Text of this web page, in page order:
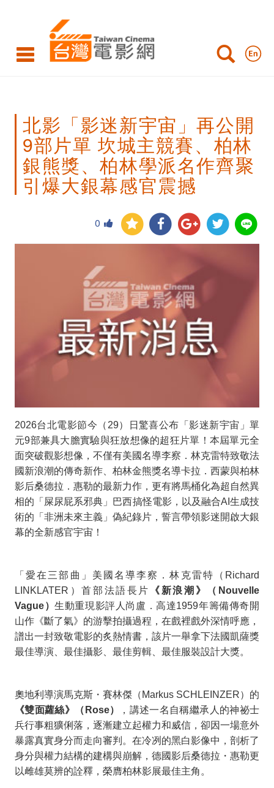
「影
新
宙」
公
競
賽、
柏
林
銀
熊
柏
林
學
派
作
齊
聚
引
北影「影迷新宇宙」再公開
9部片單 坎城主競賽、柏林
銀熊獎、柏林學派名作齊聚
引爆大銀幕感官震撼
0
2026台北電影節今（ 29）日驚喜公布「影迷新宇宙」單
元9部兼具大膽實驗與狂放想像的超狂片單！本屆單元全
面突破觀影想像，不僅有美國名導李察．林克雷特致敬法
國新浪潮的傳奇新作、柏林金熊獎名導卡拉．西蒙與柏林
影后桑德拉．惠勒的最新力作，更有將馬桶化為超自然異
相的「屎尿屁系邪典」巴西搞怪電影，以及融合AI 生成技
術的「非洲未來主義」偽紀錄片，誓言帶領影迷開啟大銀
幕的全新感官宇宙！
「愛在三部曲」美國名導李察．林克雷特（ Richard
LINKLATER ）首部法語長片 《新浪潮》（ Nouvelle
Vague）生動重現影評人尚盧．高達1959年籌備傳奇開
山作《斷了氣》的游擊拍攝過程，在戲裡戲外深情呼應，
譜出一封致敬電影的炙熱情書，該片一舉拿下法國凱薩獎
最佳導演、最佳攝影、最佳剪輯、最佳服裝設計大獎。
奧地利導演馬克斯・賽林傑（ Markus SCHLEINZER）的
《雙面蘿絲》（ Rose）
，講述一名自稱繼承人的神祕士
兵行事粗獷俐落，逐漸建立起權力和威信，卻因一場意外
暴露真實身分而走向審判。在冷冽的黑白影像中，剖析了
身分與權力結構的建構與崩解，德國影后桑德拉・惠勒更
以雌雄莫辨的詮釋，榮膺柏林影展最佳主角。